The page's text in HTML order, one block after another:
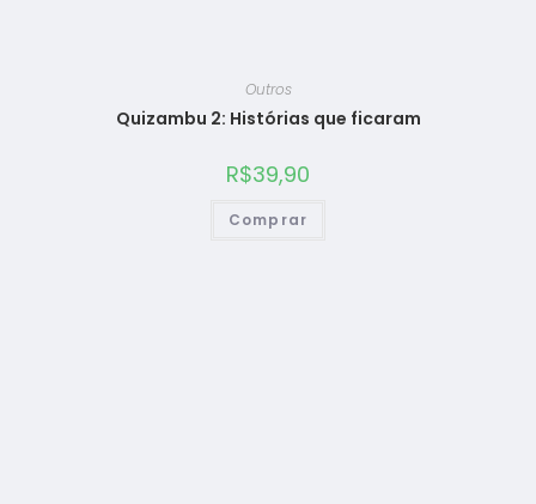
Outros
Quizambu 2: Histórias que ficaram
R$39,90
Comprar